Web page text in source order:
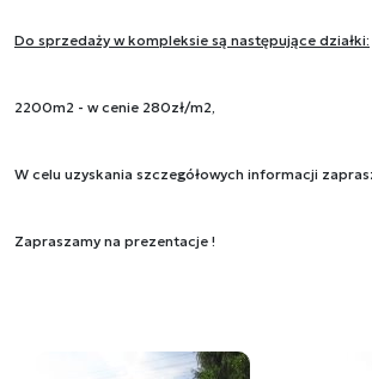
Do sprzedaży w kompleksie są następujące działki:
2200m2 - w cenie 280zł/m2,
W celu uzyskania szczegółowych informacji
Zapraszamy na prezentacje !